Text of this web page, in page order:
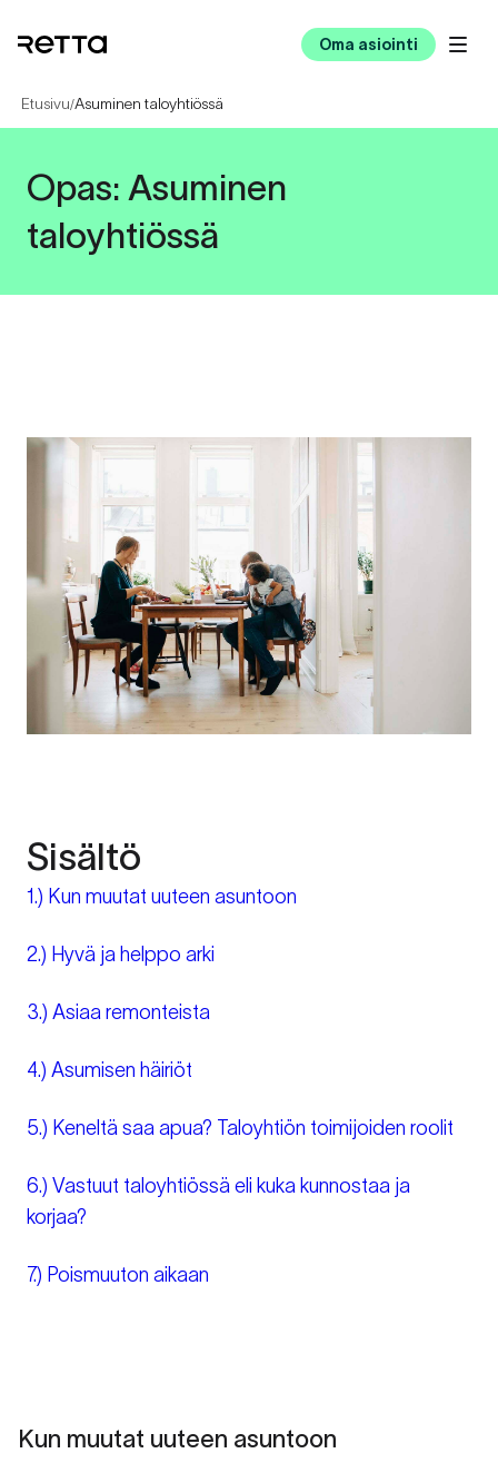
Oma asiointi
Etusivu/Asuminen taloyhtiössä
Opas: Asuminen
taloyhtiössä
Sisältö
1.) Kun muutat uuteen asuntoon
2.) Hyvä ja helppo arki
3.) Asiaa remonteista
4.) Asumisen häiriöt
5.) Keneltä saa apua? Taloyhtiön toimijoiden roolit
6.) Vastuut taloyhtiössä eli kuka kunnostaa ja
korjaa?
7.) Poismuuton aikaan
Kun muutat uuteen asuntoon